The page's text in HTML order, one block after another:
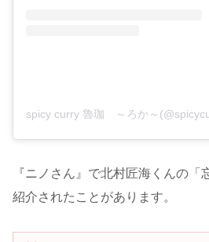
『ニノさん』で北村匠海くんの「
紹介されたことがあります。